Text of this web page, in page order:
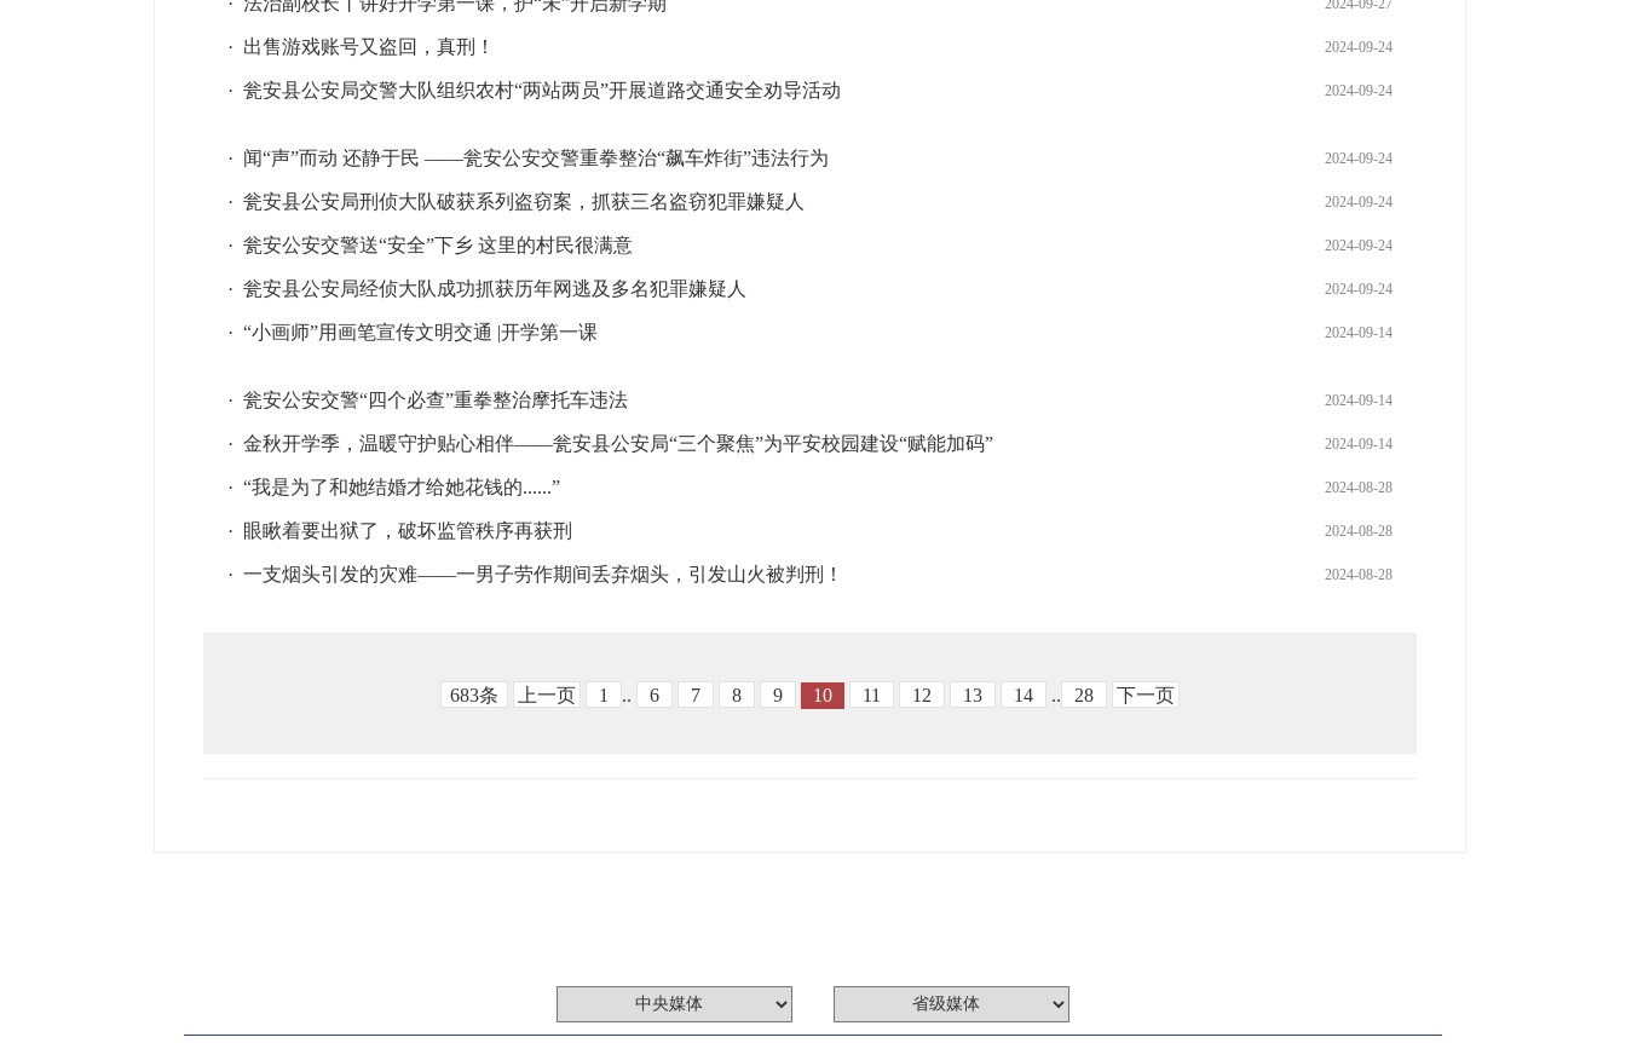
2024-09-27
· 出售游戏账号又盗回，真刑！ 2024-09-24
· 瓮安县公安局交警大队组织农村“两站两员”开展道路交通安全劝导活动 2024-09-24
· 闻“声”而动 还静于民 ——瓮安公安交警重拳整治“飙车炸街”违法行为 2024-09-24
· 瓮安县公安局刑侦大队破获系列盗窃案，抓获三名盗窃犯罪嫌疑人 2024-09-24
· 瓮安公安交警送“安全”下乡 这里的村民很满意 2024-09-24
· 瓮安县公安局经侦大队成功抓获历年网逃及多名犯罪嫌疑人 2024-09-24
· “小画师”用画笔宣传文明交通 |开学第一课 2024-09-14
· 瓮安公安交警“四个必查”重拳整治摩托车违法 2024-09-14
· 金秋开学季，温暖守护贴心相伴——瓮安县公安局“三个聚焦”为平安校园建设“赋能加码” 2024-09-14
· “我是为了和她结婚才给她花钱的......” 2024-08-28
· 眼瞅着要出狱了，破坏监管秩序再获刑 2024-08-28
· 一支烟头引发的灾难——一男子劳作期间丢弃烟头，引发山火被判刑！ 2024-08-28
683条 上一页 1 .. 6 7 8 9 10 11 12 13 14 .. 28 下一页